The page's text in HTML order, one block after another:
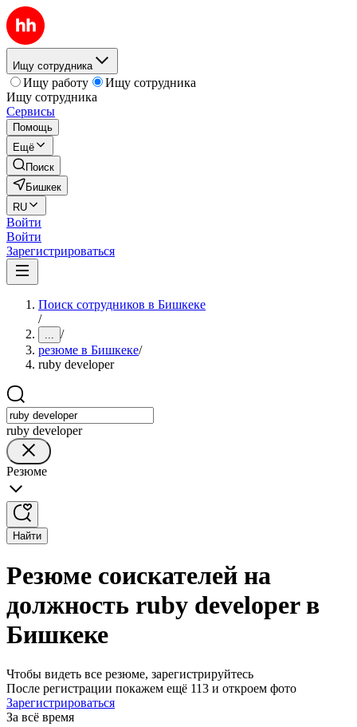
Ищу сотрудника
Ищу работу
Ищу сотрудника
Ищу сотрудника
Сервисы
Помощь
Ещё
Поиск
Бишкек
RU
Войти
Войти
Зарегистрироваться
Поиск сотрудников в Бишкеке
/
... /
резюме в Бишкеке/
ruby developer
ruby developer
Резюме
Найти
Резюме соискателей на
должность ruby developer в
Бишкеке
Чтобы видеть все резюме, зарегистрируйтесь
После регистрации покажем ещё 113 и откроем фото
Зарегистрироваться
За всё время